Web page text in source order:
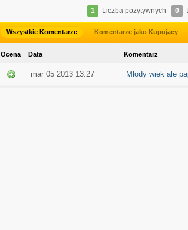
1 Liczba pozytywnych 0
Wszystkie Komentarze Komentarze jako Kupujący
Ocena Data Komentarz
mar 05 2013 13:27 Młody wiek ale